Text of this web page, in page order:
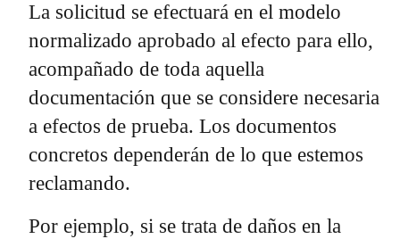
La solicitud se efectuará en el modelo
normalizado aprobado al efecto para ello,
acompañado de toda aquella
documentación que se considere necesaria
a efectos de prueba. Los documentos
concretos dependerán de lo que estemos
reclamando.
Por ejemplo, si se trata de daños en la